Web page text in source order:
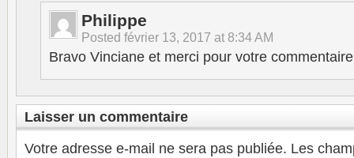
Philippe
Posted février 13, 2017 at 8:34 AM
Bravo Vinciane et merci pour votre
Laisser un commentaire
Votre adresse e-mail ne sera pas publiée. Les